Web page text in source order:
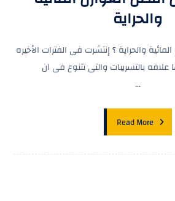
والحراية
والحراية ؟ إنتشرت فى الفترات الأخيره
بالتسريبات والتى تتنوع فى ان
...
Read More